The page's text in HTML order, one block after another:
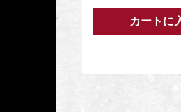
カートに